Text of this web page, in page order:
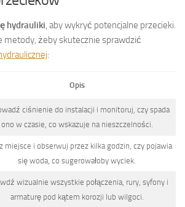
hydrauliki, aby wykryć potencjalne przecieki.
metody, żeby skutecznie sprawdzić
:
Opis
ciśnienie do instalacji i monitoruj, czy spada
ono w czasie, co wskazuje na nieszczelności.
miejsce i obserwuj przez kilka godzin, czy pojawia
się woda, co sugerowałoby wyciek.
wizualnie wszystkie połączenia, rury, syfony i
armaturę pod kątem korozji lub wilgoci.